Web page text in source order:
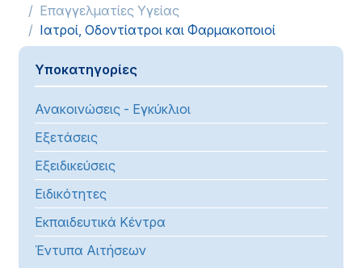
Επαγγελματίες Υγείας
Ιατροί, Οδοντίατροι και Φαρμακοποιοί
Υποκατηγορίες
Ανακοινώσεις - Εγκύκλιοι
Εξετάσεις
Εξειδικεύσεις
Ειδικότητες
Εκπαιδευτικά Κέντρα
Έντυπα Αιτήσεων